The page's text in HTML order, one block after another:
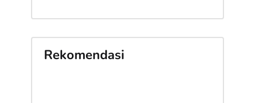
Rekomendasi